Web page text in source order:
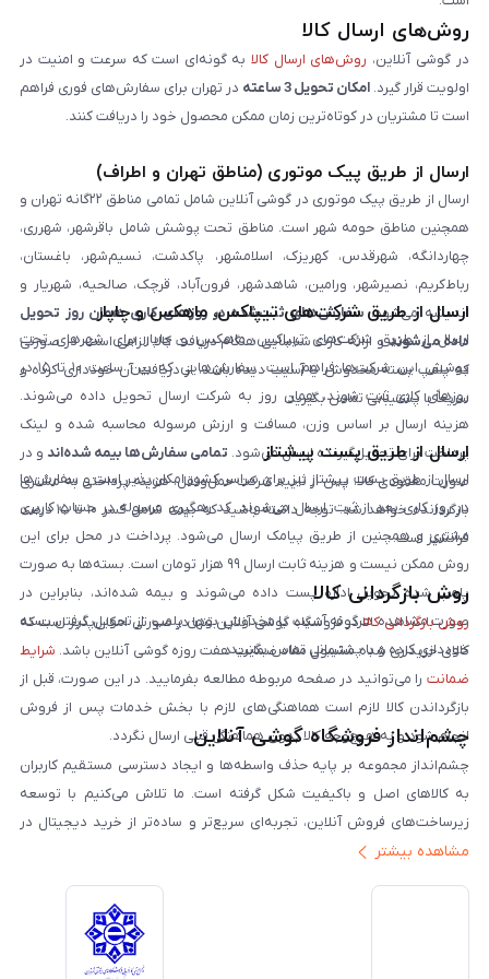
روش‌های ارسال کالا
در گوشی آنلاین، روش‌های ارسال کالا به گونه‌ای است که سرعت و امنیت در
اولویت قرار گیرد. امکان تحویل 3 ساعته
در تهران برای سفارش‌های فوری فراهم
است تا مشتریان در کوتاه‌ترین زمان ممکن محصول خود را دریافت کنند.
ارسال از طریق پیک موتوری (مناطق تهران و اطراف)
ارسال از طریق پیک موتوری در گوشی آنلاین شامل تمامی مناطق ۲۲گانه تهران و
همچنین مناطق حومه شهر است. مناطق تحت پوشش شامل باقرشهر، شهرری،
چهاردانگه، شهرقدس، کهریزک، اسلامشهر، پاکدشت، نسیم‌شهر، باغستان،
رباط‌کریم، نصیرشهر، ورامین، شاهدشهر، فرون‌آباد، قرچک، صالحیه، شهریار و
اندیشه می‌شود. سفارش‌های ثبت‌شده در روزهای کاری همان روز تحویل
داده می‌شوندو ارائه کارت شناسایی هنگام دریافت کالا الزامی است. در صورتی
که پلمپ بسته مخدوش یا آسیب دیده باشد، از دریافت آن خودداری کرده و
سریعاً با پشتیبانی تماس بگیرید.
ارسال از طریق شرکت‌های تیپاکس، ماهکس و چاپار
ارسال از طریق شرکت‌های تیپاکس، ماهکس و چاپار برای شهرهای تحت
پوشش این شرکت‌ها فراهم است. سفارش‌هایی که بین ساعت ۱۰ تا ۱۵ در
روزهای کاری ثبت شوند، همان روز به شرکت ارسال تحویل داده می‌شوند.
هزینه ارسال بر اساس وزن، مسافت و ارزش مرسوله محاسبه شده و لینک
پرداخت برای تحویل‌گیرنده ارسال می‌شود. تمامی سفارش‌ها بیمه شده‌اند و در
صورت مفقودی کالا، پس از تایید شرکت حمل‌ونقل، هزینه پرداختی به مشتری
بازگردانده خواهد شد. توجه داشته باشید که بیمه شامل کسر ۱۰ تا ۱۵ درصد
فرانشیز است.
ارسال از طریق پست پیشتاز
ارسال از طریق پست پیشتاز نیز برای سراسر کشور امکان‌پذیر است و سفارش‌ها
در روز کاری بعد از ثبت، ارسال می‌شوند. کد رهگیری مرسوله در حساب کاربری
مشتری و همچنین از طریق پیامک ارسال می‌شود. پرداخت در محل برای این
روش ممکن نیست و هزینه ثابت ارسال ۹۹ هزار تومان است. بسته‌ها به صورت
پلمپ شده تحویل اداره پست داده می‌شوند و بیمه شده‌اند، بنابراین در
صورت مشاهده هرگونه آسیب یا مخدوش بودن پلمپ، از تحویل گرفتن بسته
خودداری کرده و با پشتیبانی تماس بگیرید.
روش بازگردانی کالا
روش بازگردانی کالادر فروشگاه گوشی آنلاین تنها در صورتی امکان‌پذیر است که
کالای خریداری شده مشمول مفاد ضمانت هفت روزه گوشی آنلاین باشد. شرایط
ضمانت را می‌توانید در صفحه مربوطه مطالعه بفرمایید. در این صورت، قبل از
بازگرداندن کالا لازم است هماهنگی‌های لازم با بخش خدمات پس از فروش
انجام شود و به هیچ‌وجه کالا بدون هماهنگی قبلی ارسال نگردد.
چشم‌انداز فروشگاه گوشی آنلاین
چشم‌انداز مجموعه بر پایه حذف واسطه‌ها و ایجاد دسترسی مستقیم کاربران
به کالاهای اصل و باکیفیت شکل گرفته است. ما تلاش می‌کنیم با توسعه
زیرساخت‌های فروش آنلاین، تجربه‌ای سریع‌تر و ساده‌تر از خرید دیجیتال در
ایران ارائه دهیم. تبدیل‌شدن به مرجعی قابل اعتماد برای خرید کالای دیجیتال،
خدمات و به‌روزرسانی مداوم محصولات، مسیر ما را روشن‌تر می‌کند. ما باور
داریم آینده بازار دیجیتال متعلق به کسب‌وکارهایی است که صداقت و شفافیت
را در اولویت قرار می‌دهند. گوشی آنلاین با تکیه بر تجربه و تخصص، با قدرت به
مشاهده بیشتر